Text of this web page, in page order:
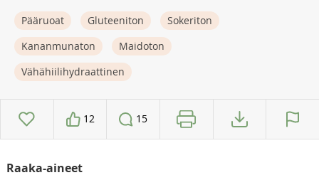
Pääruoat Gluteeniton
Sokeriton
Kananmunaton
Maidoton
Vähähiilihydraattinen
12 15
Raaka-aineet